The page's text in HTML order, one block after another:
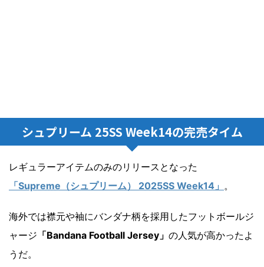
シュプリーム 25SS Week14の完売タイム
レギュラーアイテムのみのリリースとなった
「Supreme（シュプリーム） 2025SS Week14」 。
海外では襟元や袖にバンダナ柄を採用したフットボールジ
ャージ 「Bandana Football Jersey」 の人気が高かったよ
うだ。